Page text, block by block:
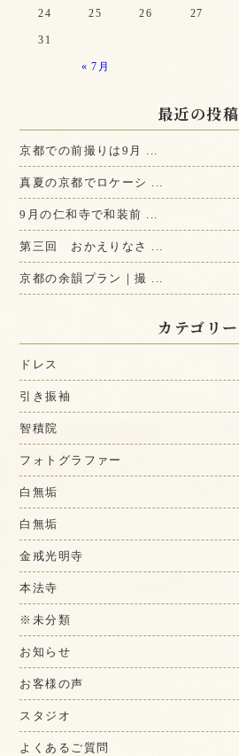
« 7月
24 25 26 27
31
最近の投稿
京都での前撮りは9月 ...
真夏の京都でロケーシ ...
9月の仁和寺で和装前 ...
第三回 おかえりなさ ...
京都の余韻プラン｜撮 ...
カテゴリー
ドレス
引き振袖
智積院
フォトグラファー
白無垢
白無垢
金戒光明寺
本法寺
※未分類
お知らせ
お客様の声
スタジオ
よくあるご質問